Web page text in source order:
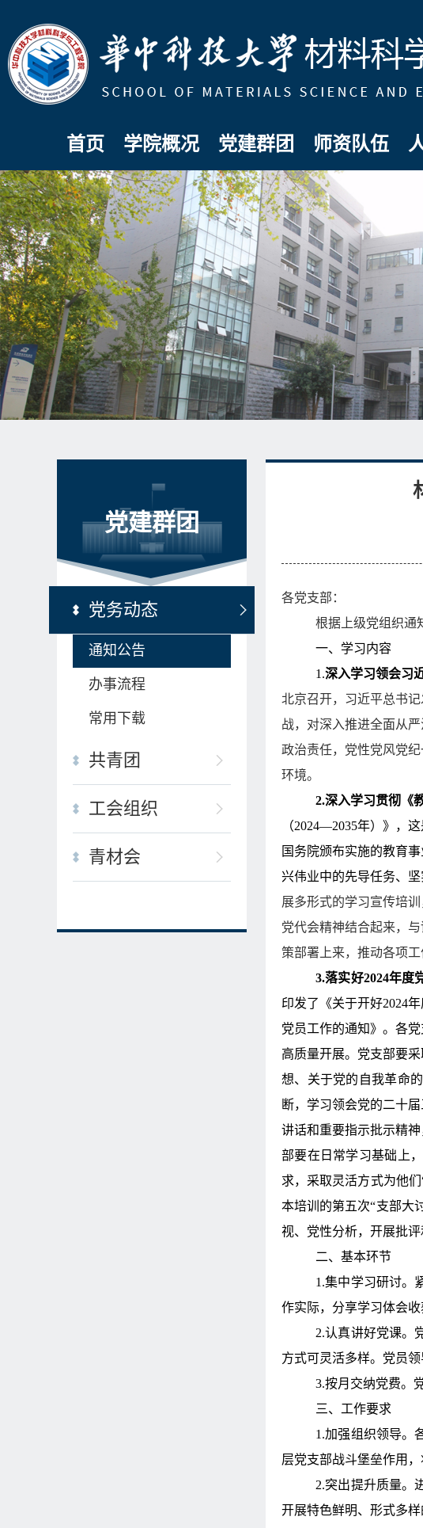
首页 学院概况 党建群团 师资队伍
党建群团
党务动态
通知公告
办事流程
常用下载
共青团
工会组织
青材会
各党支部：
根据上级党组织通
一、学习内容
1.深入学习领会习
北京召开，习近平总书
战，对深入推进全面从
政治责任，党性党风党
环境。
2.深入学习贯彻《
（2024—2035年）》，
国务院颁布实施的教育
兴伟业中的先导任务、
展多形式的学习宣传培
党代会精神结合起来，
策部署上来，推动各项工
3.落实好2024年度
印发了《关于开好2024年
党员工作的通知》。各党
高质量开展。党支部要
想、关于党的自我革命
断，学习领会党的二十
讲话和重要指示批示精
部要在日常学习基础上
求，采取灵活方式为他
本培训的第五次“支部大
视、党性分析，开展批
二、基本环节
1.集中学习研讨。
作实际，分享学习体会收
2.认真讲好党课。
方式可灵活多样。党员
3.按月交纳党费。
三、工作要求
1.加强组织领导。
层党支部战斗堡垒作用
2.突出提升质量。
开展特色鲜明、形式多